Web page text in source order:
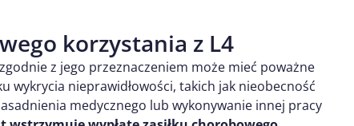
korzystania z L4
z jego przeznaczeniem może mieć poważne
wykrycia nieprawidłowości, takich jak nieobecność
medycznego lub wykonywanie innej pracy